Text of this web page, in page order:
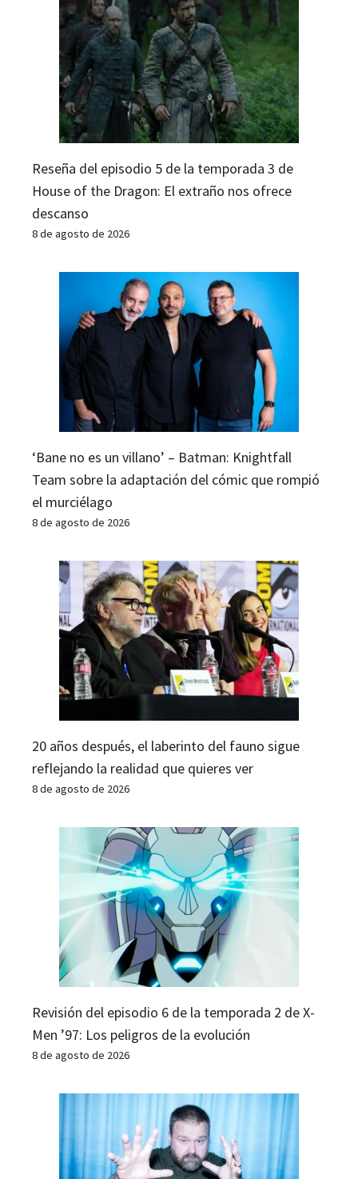
Reseña del episodio 5 de la temporada 3 de
House of the Dragon: El extraño nos ofrece
descanso
8 de agosto de 2026
‘Bane no es un villano’ – Batman: Knightfall
Team sobre la adaptación del cómic que rompió
el murciélago
8 de agosto de 2026
20 años después, el laberinto del fauno sigue
reflejando la realidad que quieres ver
8 de agosto de 2026
Revisión del episodio 6 de la temporada 2 de X-
Men ’97: Los peligros de la evolución
8 de agosto de 2026